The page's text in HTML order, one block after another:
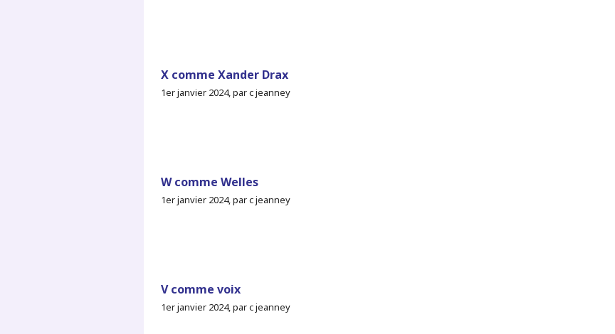
X comme Xander Drax
1er janvier 2024, par c jeanney
W comme Welles
1er janvier 2024, par c jeanney
V comme voix
1er janvier 2024, par c jeanney